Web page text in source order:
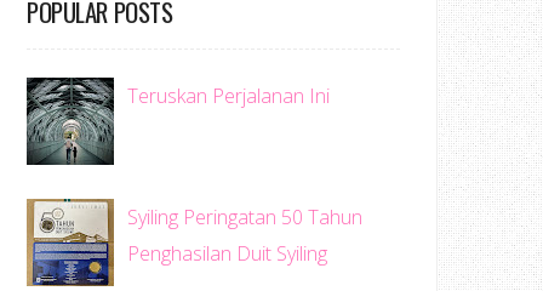
POPULAR POSTS
Teruskan Perjalanan Ini
Syiling Peringatan 50 Tahun
Penghasilan Duit Syiling